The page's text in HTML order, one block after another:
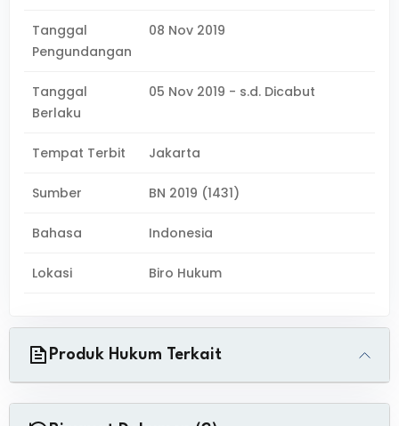
Tanggal
Pengundangan
08 Nov 2019
Tanggal
Berlaku
05 Nov 2019 - s.d. Dicabut
Tempat Terbit Jakarta
Sumber BN 2019 (1431)
Bahasa Indonesia
Lokasi Biro Hukum
Produk Hukum Terkait